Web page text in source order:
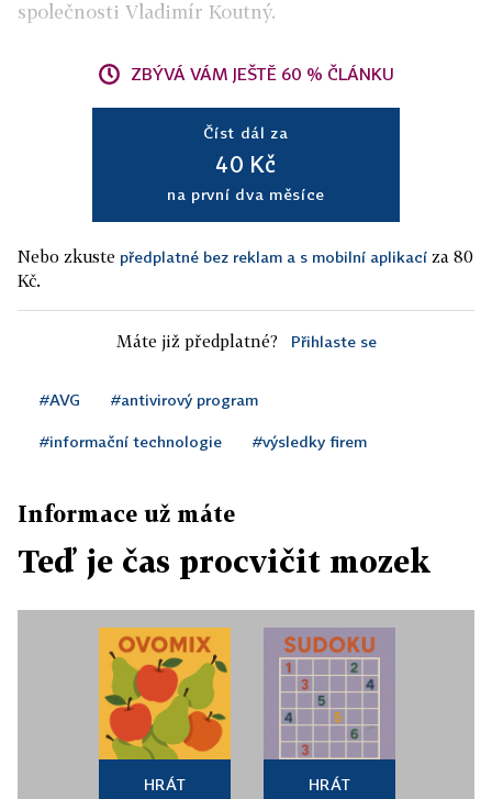
společnosti Vladimír Koutný.
ZBÝVÁ VÁM JEŠTĚ 60 % ČLÁNKU
Číst dál za
40 Kč
na první dva měsíce
Nebo zkuste předplatné bez reklam a s mobilní aplikací za 80
Kč.
Máte již předplatné? Přihlaste se
#AVG #antivirový program
#informační technologie #výsledky firem
Informace už máte
Teď je čas procvičit mozek
HRÁT HRÁT